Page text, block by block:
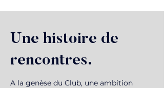
Une histoire de
rencontres.
A la genèse du Club, une ambition